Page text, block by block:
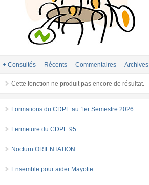
+ Consultés Récents Commentaires Archives
Cette fonction ne produit pas encore de résultat.
Formations du CDPE au 1er Semestre 2026
Fermeture du CDPE 95
Nocturn’ORIENTATION
Ensemble pour aider Mayotte